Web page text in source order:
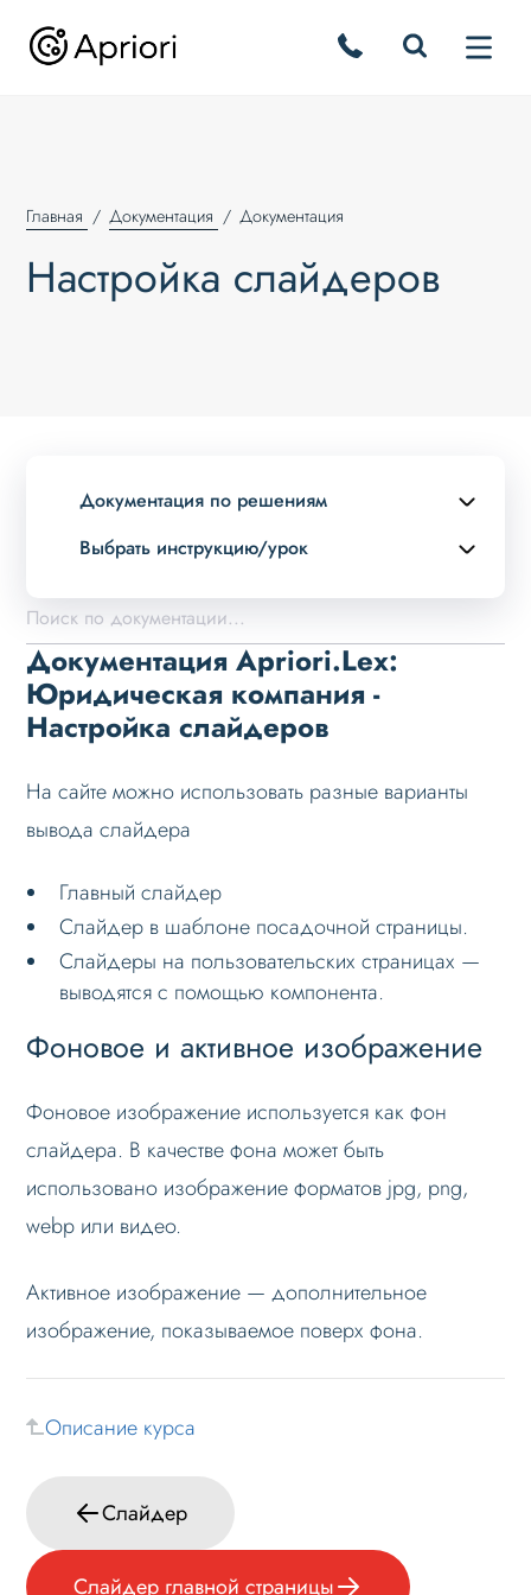
Главная Документация Документация
Настройка слайдеров
Документация по решениям
Выбрать инструкцию/урок
Описание курса
Возможности
Примеры страниц
Установка и обновление
Дизайн
Оформление контента
Слайдер
Настройка слайдеров
Слайдер главной страницы
Данные слайдеров
SEO слайдера
Мультирегиональность
Меню сайта
Блоки / секции сайта
Проблемы и решения
Вопрос-ответ
Документация Apriori.Lex:
Юридическая компания -
Настройка слайдеров
На сайте можно использовать разные варианты
вывода слайдера
Главный слайдер
Слайдер в шаблоне посадочной страницы.
Слайдеры на пользовательских страницах —
выводятся с помощью компонента.
Фоновое и активное изображение
Фоновое изображение используется как фон
слайдера. В качестве фона может быть
использовано изображение форматов jpg, png,
webp или видео.
Активное изображение — дополнительное
изображение, показываемое поверх фона.
Описание курса
Слайдер
Слайдер главной страницы